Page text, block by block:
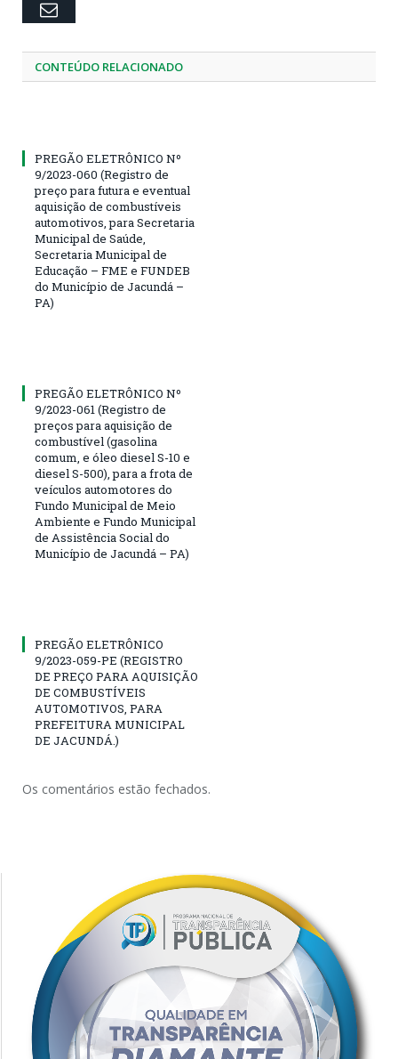
Email
CONTEÚDO RELACIONADO
PREGÃO ELETRÔNICO Nº
9/2023-060 (Registro de
preço para futura e eventual
aquisição de combustíveis
automotivos, para Secretaria
Municipal de Saúde,
Secretaria Municipal de
Educação – FME e FUNDEB
do Município de Jacundá –
PA)
PREGÃO ELETRÔNICO Nº
9/2023-061 (Registro de
preços para aquisição de
combustível (gasolina
comum, e óleo diesel S-10 e
diesel S-500), para a frota de
veículos automotores do
Fundo Municipal de Meio
Ambiente e Fundo Municipal
de Assistência Social do
Município de Jacundá – PA)
PREGÃO ELETRÔNICO
9/2023-059-PE (REGISTRO
DE PREÇO PARA AQUISIÇÃO
DE COMBUSTÍVEIS
AUTOMOTIVOS, PARA
PREFEITURA MUNICIPAL
DE JACUNDÁ.)
Os comentários estão fechados.